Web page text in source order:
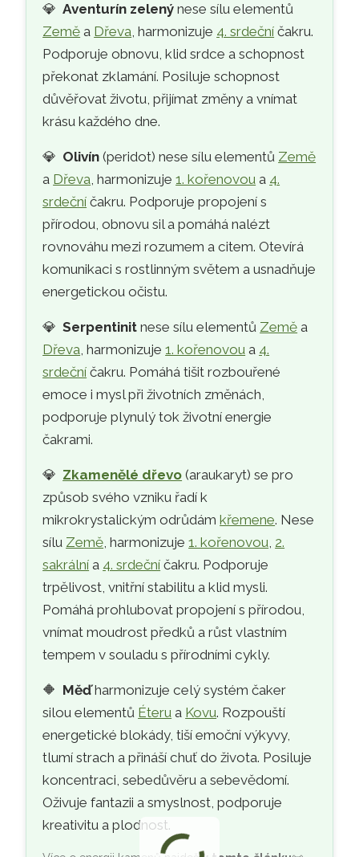
💎Aventurín zelený nese sílu elementů
Země a Dřeva, harmonizuje 4. srdeční čakru.
Podporuje obnovu, klid srdce a schopnost
překonat zklamání. Posiluje schopnost
důvěřovat životu, přijímat změny a vnímat
krásu každého dne.
💎 Olivín (peridot) nese sílu elementů Země
a Dřeva, harmonizuje1. kořenovou a 4.
srdeční čakru. Podporuje propojení s
přírodou, obnovu sil a pomáhá nalézt
rovnováhu mezi rozumem a citem. Otevírá
komunikaci s rostlinným světem a usnadňuje
energetickou očistu.
💎Serpentinit nese sílu elementů Země a
Dřeva, harmonizuje1. kořenovou a 4.
srdeční čakru. Pomáhá tišit rozbouřené
emoce i mysl při životních změnách,
podporuje plynulý tok životní energie
čakrami.
💎 Zkamenělé dřevo (araukaryt) se pro
způsob svého vzniku řadí k
mikrokrystalickým odrůdámkřemene. Nese
sílu Země, harmonizuje1. kořenovou, 2.
sakrální a 4. srdeční čakru. Podporuje
trpělivost, vnitřní stabilitu a klid mysli.
Pomáhá prohlubovat propojení s přírodou,
vnímat moudrost předků a růst vlastním
tempem v souladu s přírodními cykly.
🔶 Měďharmonizuje celý systém čaker
silou elementů Éteru a Kovu. Rozpouští
energetické blokády, tiší emoční výkyvy,
tlumí strach a přináší chuť do života. Posiluje
koncentraci, sebedůvěru a sebevědomí.
Oživuje fantazii a smyslnost, podporuje
kreativitu a plodnost.